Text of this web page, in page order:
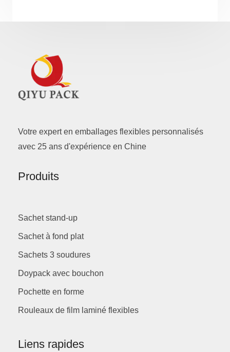
Votre expert en emballages flexibles personnalisés
avec 25 ans d'expérience en Chine
Produits
Sachet stand-up
Sachet à fond plat
Sachets 3 soudures
Doypack avec bouchon
Pochette en forme
Rouleaux de film laminé flexibles
Liens rapides